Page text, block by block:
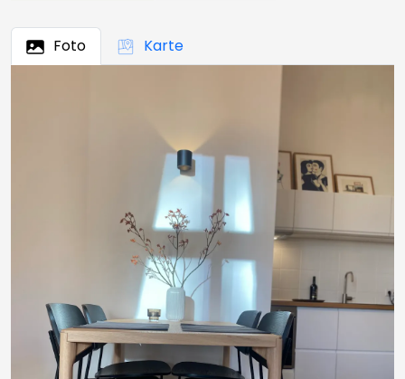
Foto Karte